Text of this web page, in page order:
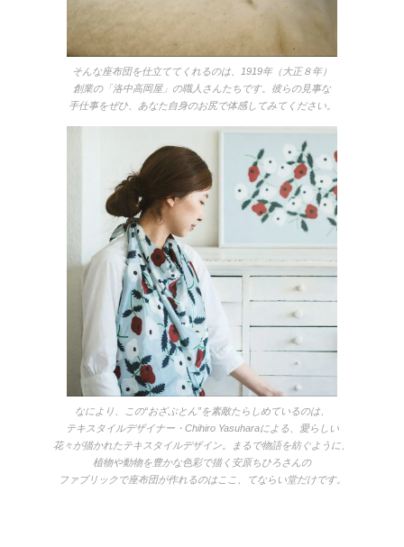
そんな座布団を仕立ててくれるのは、1919年（大正８年）
創業の「洛中高岡屋」の職人さんたちです。彼らの見事な
手仕事をぜひ、あなた自身のお尻で体感してみてください。
なにより、この“おざぶとん”を素敵たらしめているのは、
テキスタイルデザイナー・Chihiro Yasuharaによる、愛らしい
花々が描かれたテキスタイルデザイン。まるで物語を紡ぐように、
植物や動物を豊かな色彩で描く安原ちひろさんの
ファブリックで座布団が作れるのはここ、てならい堂だけです。